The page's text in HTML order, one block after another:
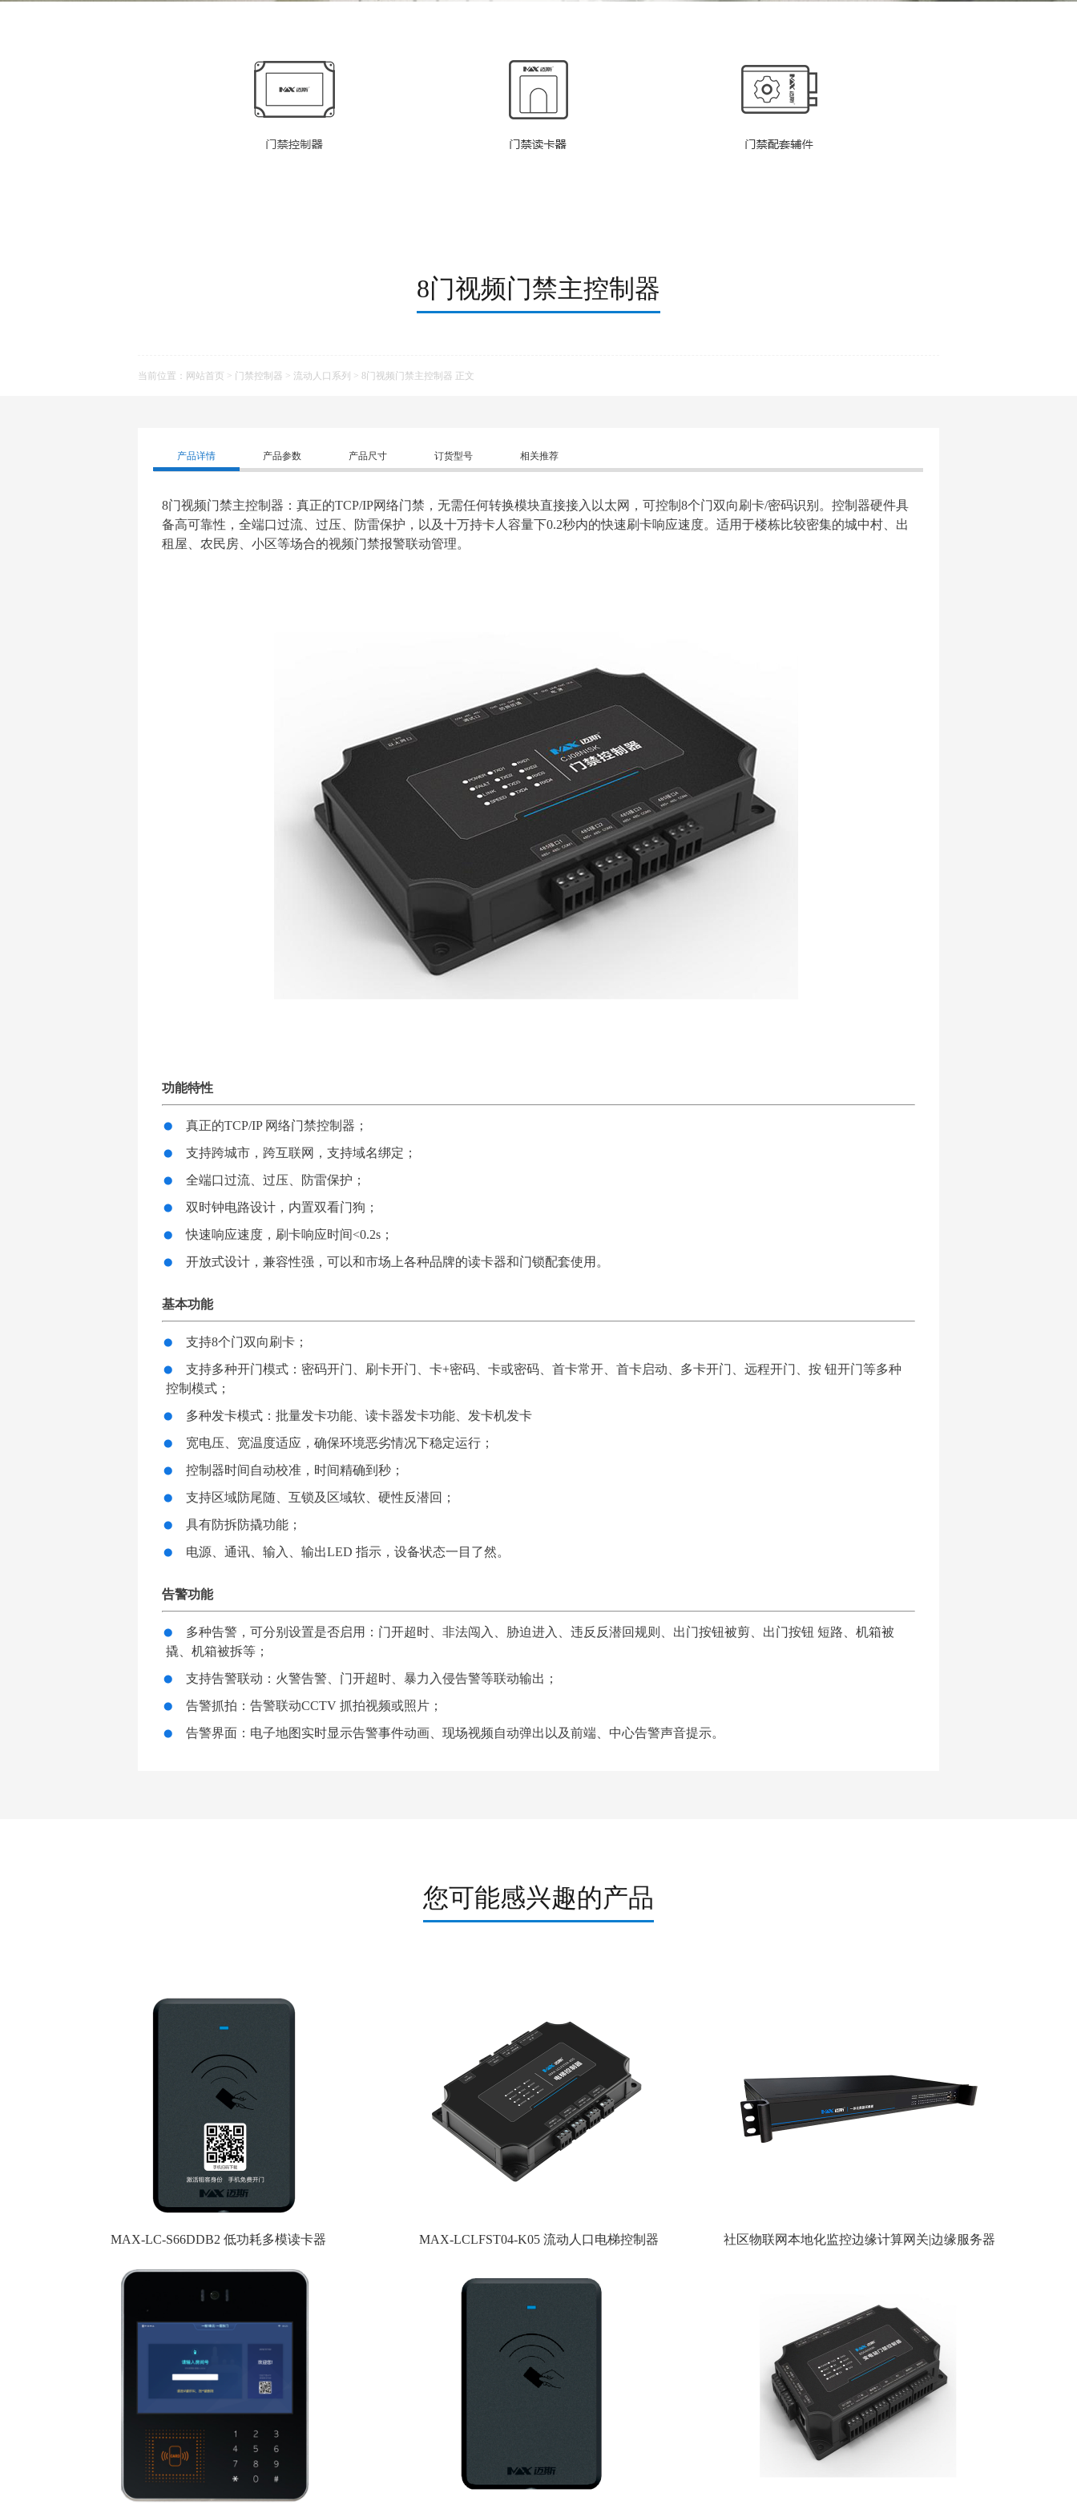
8门视频门禁主控制器
当前位置： 网站首页 > 门禁控制器 > 流动人口系列 > 8门视频门禁主控制器 正文
产品详情 产品参数 产品尺寸 订货型号 相关推荐
8门视频门禁主控制器：真正的TCP/IP网络门禁，无需任何转换模块直接接入以太网，可控制8个门双向刷卡/密码识别。控制器硬件具
备高可靠性，全端口过流、过压、防雷保护，以及十万持卡人容量下0.2秒内的快速刷卡响应速度。适用于楼栋比较密集的城中村、出
租屋、农民房、小区等场合的视频门禁报警联动管理。
功能特性
真正的TCP/IP 网络门禁控制器；
支持跨城市，跨互联网，支持域名绑定；
全端口过流、过压、防雷保护；
双时钟电路设计，内置双看门狗；
快速响应速度，刷卡响应时间<0.2s；
开放式设计，兼容性强，可以和市场上各种品牌的读卡器和门锁配套使用。
基本功能
支持8个门双向刷卡；
支持多种开门模式：密码开门、刷卡开门、卡+密码、卡或密码、首卡常开、首卡启动、多卡开门、远程开门、按 钮开门等多种
控制模式；
多种发卡模式：批量发卡功能、读卡器发卡功能、发卡机发卡
宽电压、宽温度适应，确保环境恶劣情况下稳定运行；
控制器时间自动校准，时间精确到秒；
支持区域防尾随、互锁及区域软、硬性反潜回；
具有防拆防撬功能；
电源、通讯、输入、输出LED 指示，设备状态一目了然。
告警功能
多种告警，可分别设置是否启用：门开超时、非法闯入、胁迫进入、违反反潜回规则、出门按钮被剪、出门按钮 短路、机箱被
撬、机箱被拆等；
支持告警联动：火警告警、门开超时、暴力入侵告警等联动输出；
告警抓拍：告警联动CCTV 抓拍视频或照片；
告警界面：电子地图实时显示告警事件动画、现场视频自动弹出以及前端、中心告警声音提示。
您可能感兴趣的产品
MAX-LC-S66DDB2 低功耗多模读卡器 MAX-LCLFST04-K05 流动人口电梯控制器 社区物联网本地化监控边缘计算网关|边缘服务器